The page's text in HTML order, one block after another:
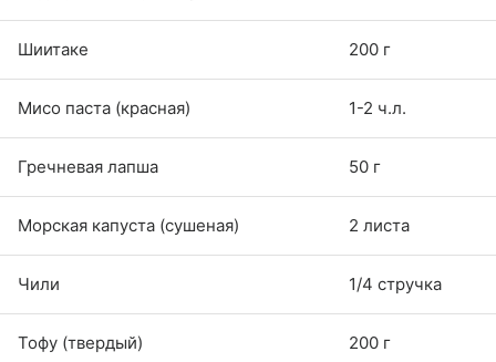
Шиитаке 200 г
Мисо паста (красная) 1-2 ч.л.
Гречневая лапша 50 г
Морская капуста (сушеная) 2 листа
Чили 1/4 стручка
Тофу (твердый) 200 г